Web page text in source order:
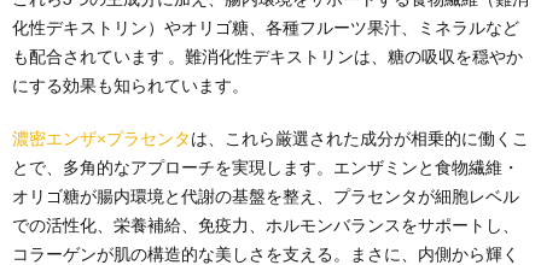
化性デキストリン）やオリゴ糖、各種フルーツ果汁、ミネラルなど
も配合されています 。難消化性デキストリンは、糖の吸収を穏やか
にする効果も知られています。
濃密エンザ×プラセンタは、これら厳選された成分が相乗的に働くこ
とで、多角的なアプローチを実現します。エンザミンと食物繊維・
オリゴ糖が腸内環境と代謝の基盤を整え、プラセンタが細胞レベル
での活性化、栄養補給、免疫力、ホルモンバランスをサポートし、
コラーゲンが肌の構造的な美しさを支える。まさに、内側から輝く